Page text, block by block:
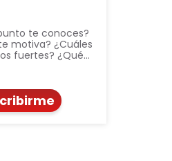
te conoces?
motiva? ¿Cuáles
fuertes? ¿Qué…